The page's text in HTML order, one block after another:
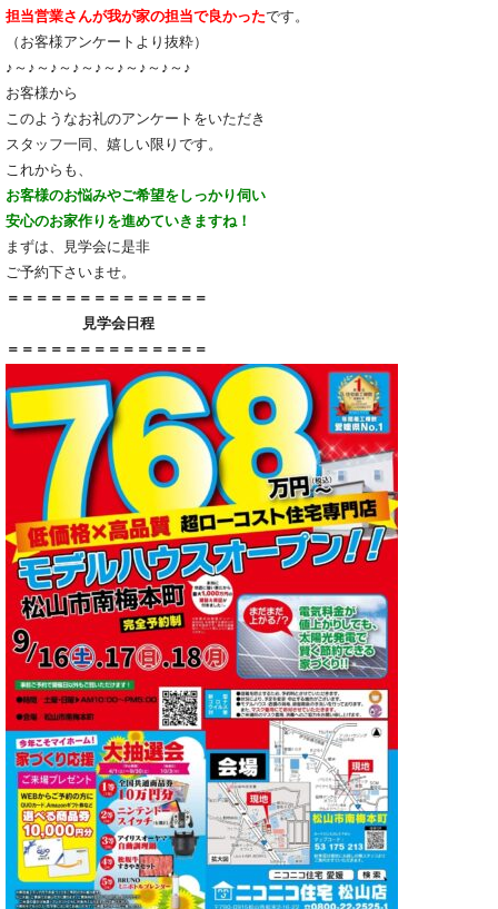
担当営業さんが我が家の担当で良かったです。
（お客様アンケートより抜粋）
♪～♪～♪～♪～♪～♪～♪～♪～♪
お客様から
このようなお礼のアンケートをいただき
スタッフ一同、嬉しい限りです。
これからも、
お客様のお悩みやご希望をしっかり伺い
安心のお家作りを進めていきますね！
まずは、見学会に是非
ご予約下さいませ。
＝＝＝＝＝＝＝＝＝＝＝＝＝＝
見学会日程
＝＝＝＝＝＝＝＝＝＝＝＝＝＝